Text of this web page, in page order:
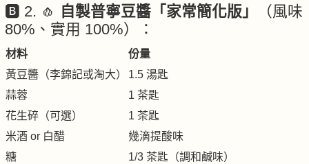
🅱️ 2. 🧄 自製普寧豆醬「家常簡化版」
（風味
80%、實用 100%）：
材料
份量
黃豆醬（李錦記或淘大）
1.5 湯匙
蒜蓉
1 茶匙
花生碎（可選）
1 茶匙
米酒 or 白醋
幾滴提酸味
糖
1/3 茶匙（調和鹹味）